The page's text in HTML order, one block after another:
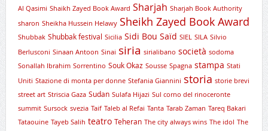
Al Qasimi Shaikh Zayed Book Award Sharjah Sharjah Book Authority
sharon Sheikha Hussein Helawy Sheikh Zayed Book Award
Shubbak Shubbak festival Sicilia Sidi Bou Saïd SIEL SILA Silvio
Berlusconi Sinaan Antoon Sinai siria sirialibano società sodoma
Sonallah Ibrahim Sorrentino Souk Okaz Sousse Spagna stampa Stati
Uniti Stazione di monta per donne Stefania Giannini storia storie brevi
street art Striscia Gaza Sudan Sulafa Hijazi Sul corno del rinoceronte
summit Sursock svezia Taif Taleb al Refai Tanta Tarab Zaman Tareq Bakari
Tataouine Tayeb Salih teatro Teheran The city always wins The idol The